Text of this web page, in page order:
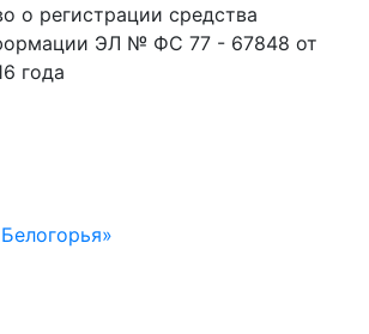
о регистрации средства
ЭЛ № ФС 77 - 67848 от
года